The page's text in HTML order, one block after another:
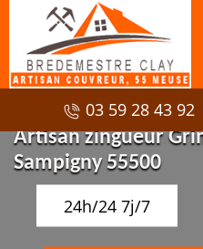
03 59 28 43 92
Artisan zingueur
Sampigny 55500
24h/24 7j/7